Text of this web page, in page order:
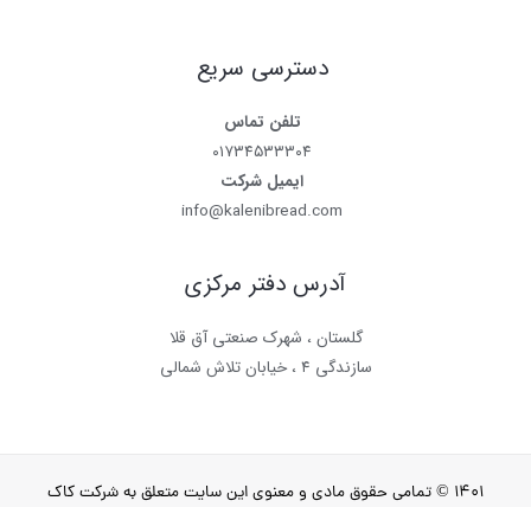
دسترسی سریع
تلفن تماس
۰۱۷۳۴۵۳۳۳۰۴
ایمیل شرکت
info@kalenibread.com
آدرس دفتر مرکزی
گلستان ، شهرک صنعتی آق قلا
سازندگی ۴ ، خیابان تلاش شمالی
۱۴۰۱ © تمامی حقوق مادی و معنوی این سایت متعلق به شرکت کاک